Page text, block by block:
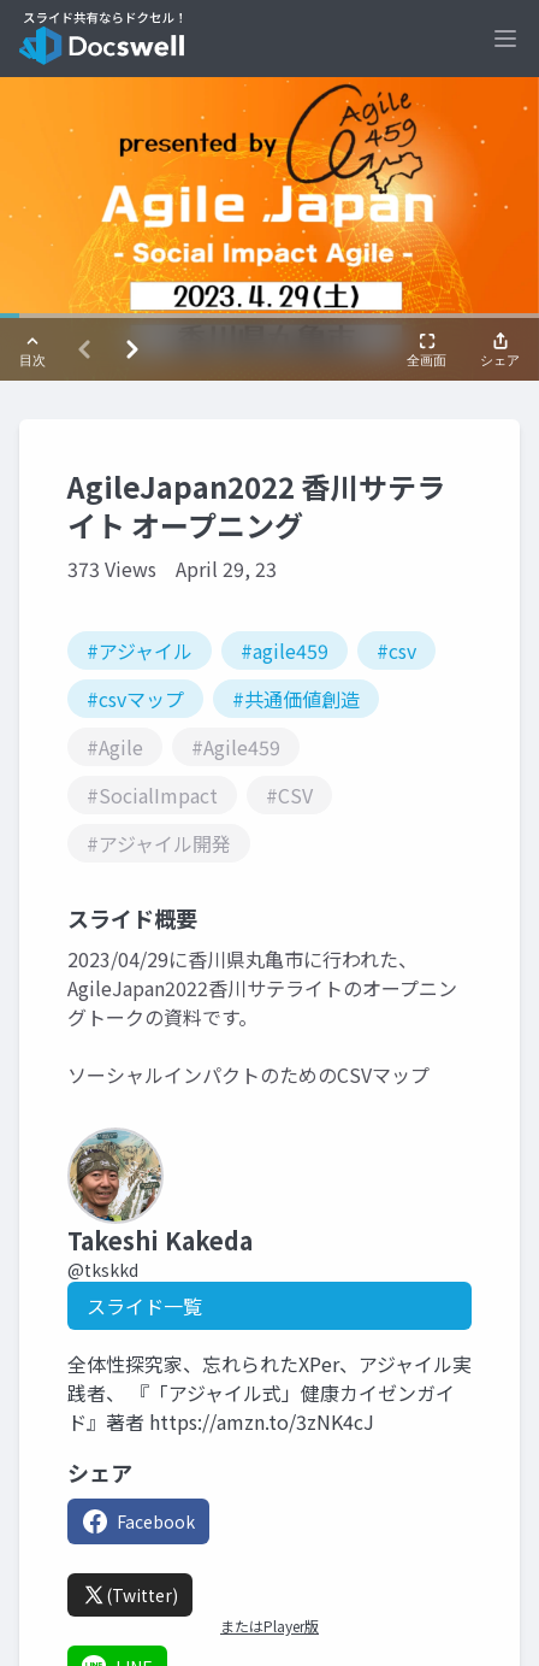
AgileJapan2022 香川サテラ
イト オープニング
373 Views April 29, 23
#アジャイル #agile459
#csv
#csvマップ
#共通価値創造
#Agile
#Agile459
#SocialImpact
#CSV
#アジャイル開発
スライド概要
2023/04/29に香川県丸亀市に行われた、
AgileJapan2022香川サテライトのオープニン
グトークの資料です。
ソーシャルインパクトのためのCSVマップ
Takeshi Kakeda
@tkskkd
スライド一覧
全体性探究家、忘れられたXPer、アジャイル実
践者、 『「アジャイル式」健康カイゼンガイ
ド』著者 https://amzn.to/3zNK4cJ
シェア
Facebook
(Twitter)
またはPlayer版